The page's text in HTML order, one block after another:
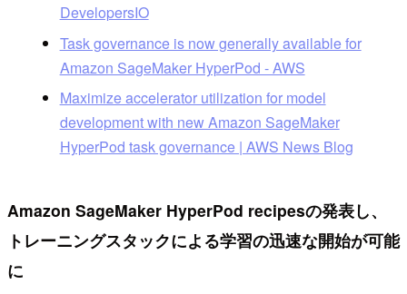
DevelopersIO
Task governance is now generally available for
Amazon SageMaker HyperPod - AWS
Maximize accelerator utilization for model
development with new Amazon SageMaker
HyperPod task governance | AWS News Blog
Amazon SageMaker HyperPod recipesの発表し、
トレーニングスタックによる学習の迅速な開始が可能
に